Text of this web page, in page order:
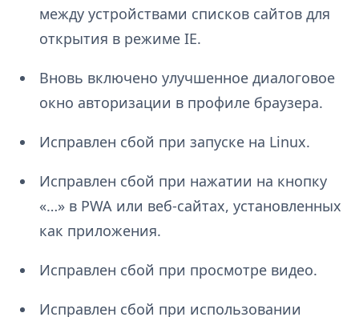
между устройствами списков сайтов для
открытия в режиме IE.
Вновь включено улучшенное диалоговое
окно авторизации в профиле браузера.
Исправлен сбой при запуске на Linux.
Исправлен сбой при нажатии на кнопку
«…» в PWA или веб-сайтах, установленных
как приложения.
Исправлен сбой при просмотре видео.
Исправлен сбой при использовании